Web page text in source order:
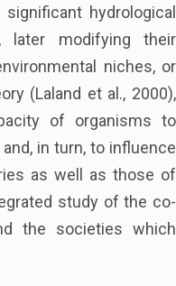
hydrological
later modifying their
niches, or
(Laland et al., 2000),
of organisms to
in turn, to influence
as well as those of
study of the co-
the societies which